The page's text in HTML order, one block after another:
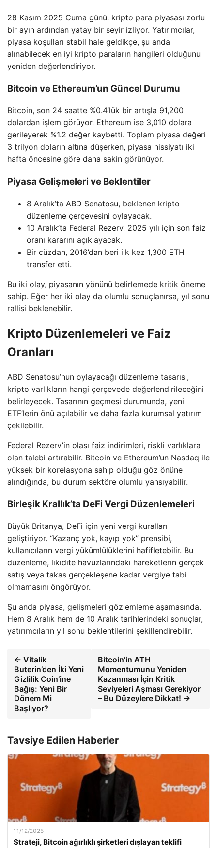
28 Kasım 2025 Cuma günü, kripto para piyasası zorlu
bir ayın ardından yatay bir seyir izliyor. Yatırımcılar,
piyasa koşulları stabil hale geldikçe, şu anda
alınabilecek en iyi kripto paraların hangileri olduğunu
yeniden değerlendiriyor.
Bitcoin ve Ethereum’un Güncel Durumu
Bitcoin, son 24 saatte %0.4’lük bir artışla 91,200
dolardan işlem görüyor. Ethereum ise 3,010 dolara
gerileyerek %1.2 değer kaybetti. Toplam piyasa değeri
3 trilyon doların altına düşerken, piyasa hissiyatı iki
hafta öncesine göre daha sakin görünüyor.
Piyasa Gelişmeleri ve Beklentiler
8 Aralık’ta ABD Senatosu, beklenen kripto
düzenleme çerçevesini oylayacak.
10 Aralık’ta Federal Rezerv, 2025 yılı için son faiz
oranı kararını açıklayacak.
Bir cüzdan, 2016’dan beri ilk kez 1,300 ETH
transfer etti.
Bu iki olay, piyasanın yönünü belirlemede kritik öneme
sahip. Eğer her iki olay da olumlu sonuçlanırsa, yıl sonu
rallisi beklenebilir.
Kripto Düzenlemeleri ve Faiz
Oranları
ABD Senatosu’nun oylayacağı düzenleme tasarısı,
kripto varlıkların hangi çerçevede değerlendirileceğini
belirleyecek. Tasarının geçmesi durumunda, yeni
ETF’lerin önü açılabilir ve daha fazla kurumsal yatırım
çekilebilir.
Federal Rezerv’in olası faiz indirimleri, riskli varlıklara
olan talebi artırabilir. Bitcoin ve Ethereum’un Nasdaq ile
yüksek bir korelasyona sahip olduğu göz önüne
alındığında, bu durum sektöre olumlu yansıyabilir.
Birleşik Krallık’ta DeFi Vergi Düzenlemeleri
Büyük Britanya, DeFi için yeni vergi kuralları
geliştiriyor. “Kazanç yok, kayıp yok” prensibi,
kullanıcıların vergi yükümlülüklerini hafifletebilir. Bu
düzenleme, likidite havuzlarındaki hareketlerin gerçek
satış veya takas gerçekleşene kadar vergiye tabi
olmamasını öngörüyor.
Şu anda piyasa, gelişmeleri gözlemleme aşamasında.
Hem 8 Aralık hem de 10 Aralık tarihlerindeki sonuçlar,
yatırımcıların yıl sonu beklentilerini şekillendirebilir.
← Vitalik
Buterin’den İki Yeni
Gizlilik Coin’ine
Bağış: Yeni Bir
Dönem Mi
Başlıyor?
Bitcoin’in ATH
Momentumunu Yeniden
Kazanması İçin Kritik
Seviyeleri Aşması Gerekiyor
– Bu Düzeylere Dikkat! →
Tavsiye Edilen Haberler
11/12/2025
Strateji, Bitcoin ağırlıklı şirketleri dışlayan teklifi